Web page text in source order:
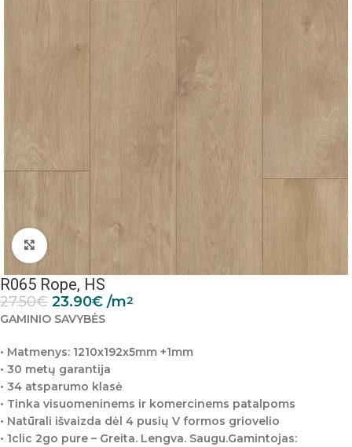
Padidinti nuotrauką
R065 Rope, HS
27.50€ 23.90€ /m2
GAMINIO SAVYBĖS
• Matmenys: 1210x192x5mm +1mm
• 30 metų garantija
• 34 atsparumo klasė
• Tinka visuomeninems ir komercinems patalpoms
• Natūrali išvaizda dėl 4 pusių V formos griovelio
• 1clic 2go pure – Greita. Lengva. Saugu.Gamintojas: